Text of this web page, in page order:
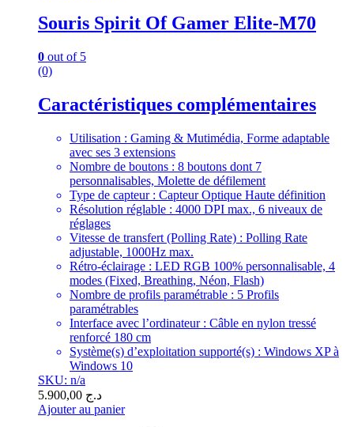
Souris Spirit Of Gamer Elite-M70
0 out of 5
(0)
Caractéristiques complémentaires
Utilisation : Gaming & Mutimédia, Forme adaptable
avec ses 3 extensions
Nombre de boutons : 8 boutons dont 7
personnalisables, Molette de défilement
Type de capteur : Capteur Optique Haute définition
Résolution réglable : 4000 DPI max., 6 niveaux de
réglages
Vitesse de transfert (Polling Rate) : Polling Rate
adjustable, 1000Hz max.
Rétro-éclairage : LED RGB 100% personnalisable, 4
modes (Fixed, Breathing, Néon, Flash)
Nombre de profils paramétrable : 5 Profils
paramétrables
Interface avec l’ordinateur : Câble en nylon tressé
renforcé 180 cm
Système(s) d’exploitation supporté(s) : Windows XP à
Windows 10
SKU: n/a
د.ج
Ajouter au panier